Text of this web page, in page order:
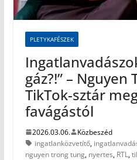
PLETYKAFÉSZEK
gáz?!” – Nguyen
TikTok-sztár
favágástól
2026.03.06.
Közbeszéd
ingatlanközvetítő,
nguyen trong tung, nyertes, RTL,